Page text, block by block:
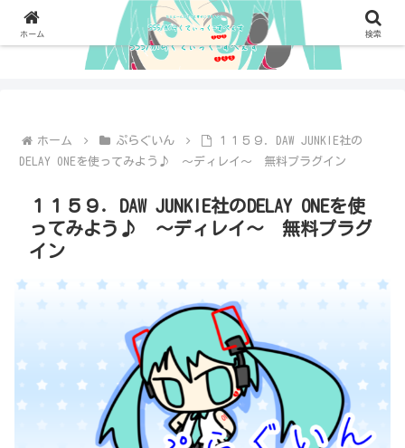
ホーム ぷらぐいん
１１５９．DAW JUNKIE社の
DELAY ONEを使ってみよう♪ ～ディレイ～ 無料プラグイン
１１５９．DAW JUNKIE社のDELAY ONEを使
ってみよう♪ ～ディレイ～ 無料プラグ
イン
ホーム 検索